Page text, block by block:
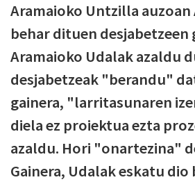
Aramaioko Untzilla auzoan
behar dituen desjabetzeen
Aramaioko Udalak azaldu
desjabetzeak "berandu"
gainera, "larritasunaren
diela ez proiektua ezta
azaldu. Hori "onartezina"
Gainera, Udalak eskatu dio